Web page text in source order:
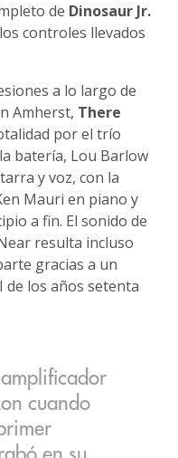
de Dinosaur Jr.
controles llevados
a lo largo de
Amherst, There
por el trío
batería, Lou Barlow
y voz, con la
Mauri en piano y
a fin. El sonido de
resulta incluso
gracias a un
de los años setenta
cuando